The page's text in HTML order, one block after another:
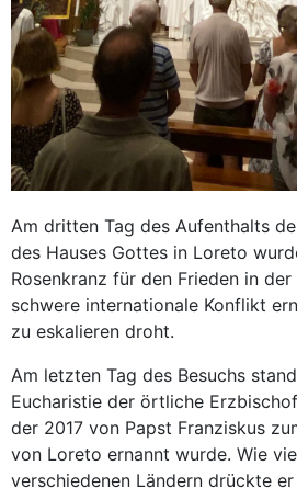
Am dritten Tag des Aufenthalts
des Hauses Gottes in Loreto
Rosenkranz für den Frieden in
schwere internationale Konflikt
zu eskalieren droht.
Am letzten Tag des Besuchs
Eucharistie der örtliche
der 2017 von Papst Franziskus
von Loreto ernannt wurde. Wie
verschiedenen Ländern drückte